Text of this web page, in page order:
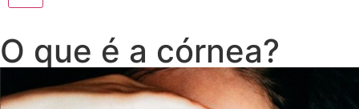
O que é a córnea?